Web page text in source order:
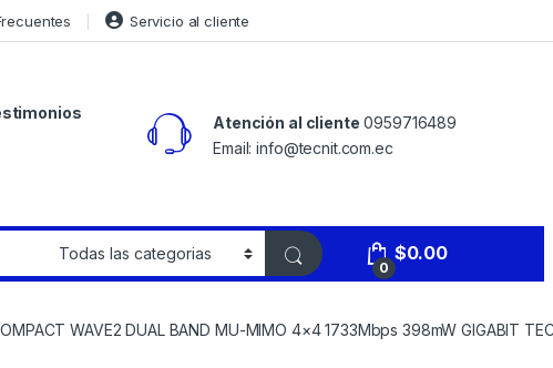
Servicio al cliente
Atención al cliente 0959716489
Email: info@tecnit.com.ec
0
$0.00
WAVE2 DUAL BAND MU-MIMO 4×4 1733Mbps 398mW GIGABIT